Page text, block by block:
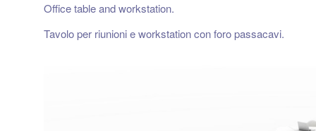
Office table and workstation.
Tavolo per riunioni e workstation con foro passacavi.